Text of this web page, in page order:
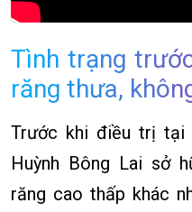
Tình trạng
răng thưa,
Trước khi điều trị tại
Huỳnh Bông Lai sở
răng cao thấp khác